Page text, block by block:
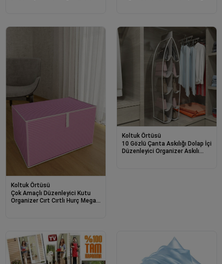
Koltuk Örtüsü
Çok Amaçlı Düzenleyici Kutu
Organizer Cırt Cırtlı Hurç Mega
Koltuk Örtüsü
10 Gözlü Çanta Askılığı Dolap İçi
Düzenleyici Organizer Askılı